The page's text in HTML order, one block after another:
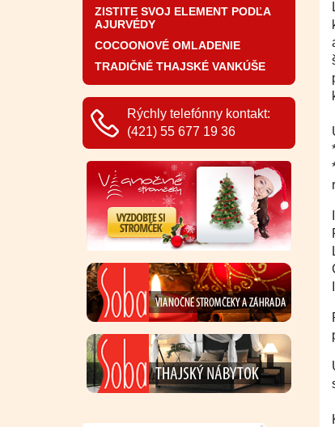
ZISTITE SVOJ ELEMENT PODĽA
AJURVÉDY
COCOONOVÉ OMLADENIE
TRADIČNÉ THAJSKÉ VANKÚŠE
Rýchly telefónny kontakt:
(421) 55 677 19 36